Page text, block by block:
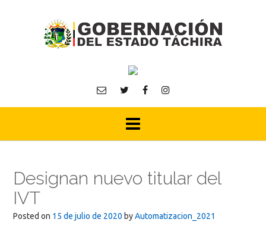
Designan nuevo titular del
IVT
Posted on 15 de julio de 2020 byAutomatizacion_2021